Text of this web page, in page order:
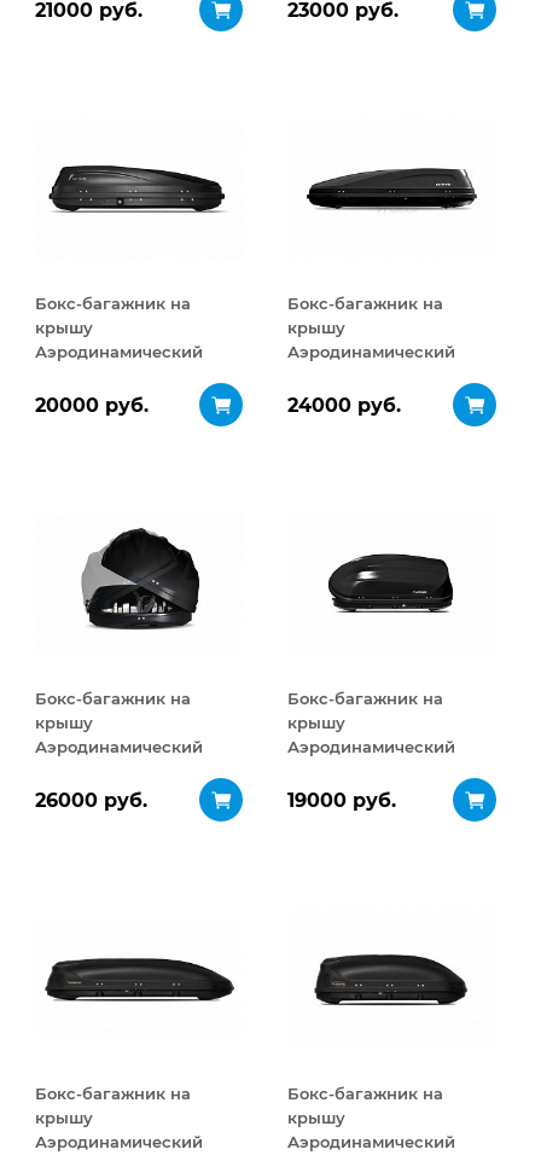
21000 руб.
ДВУСТОРОННЕЕ
23000 руб.
Бокс-багажник на
крышу
Аэродинамический
ДВУСТОРОННЕЕ
20000 руб.
Бокс-багажник на
крышу
Аэродинамический
ДВУСТОРОННЕЕ
24000 руб.
Бокс-багажник на
крышу
Аэродинамический
ДВУСТОРОННЕЕ
26000 руб.
Бокс-багажник на
крышу
Аэродинамический
ДВУСТОРОННЕЕ
19000 руб.
Бокс-багажник на
крышу
Аэродинамический
Бокс-багажник на
крышу
Аэродинамический